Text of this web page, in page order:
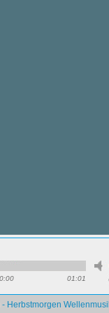
01:01
Herbstmorgen